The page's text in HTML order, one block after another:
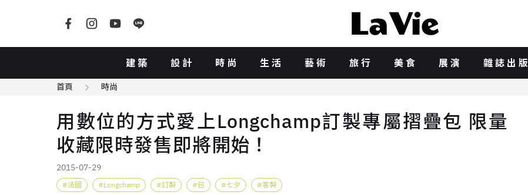
建築 設計 時尚 生活 藝術 旅行 美食 展演 雜誌出版
首頁 時尚
用數位的方式愛上Longchamp訂製專屬摺疊包 限量
收藏限時發售即將開始！
2015-07-29
法國 Longchamp 訂製 包 七夕 客製